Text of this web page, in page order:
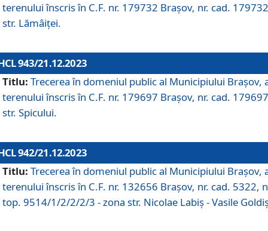
terenului înscris în C.F. nr. 179732 Brașov, nr. cad.
str. Lămâiței.
943/21.12.2023
Titlu: Trecerea în domeniul public al Municipiului Braşov,
terenului înscris în C.F. nr. 179697 Brașov, nr. cad.
str. Spicului.
942/21.12.2023
Titlu: Trecerea în domeniul public al Municipiului Braşov,
terenului înscris în C.F. nr. 132656 Brașov, nr. cad. 5322,
top. 9514/1/2/2/2/3 - zona str. Nicolae Labiș - Vasile